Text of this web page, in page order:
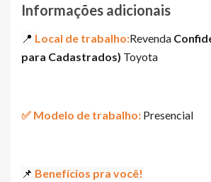
Informações adicionais
📍 Local de trabalho:Revenda
para Cadastrados) Toyota
✅ Modelo de trabalho: Presencial
📌 Benefícios pra você!